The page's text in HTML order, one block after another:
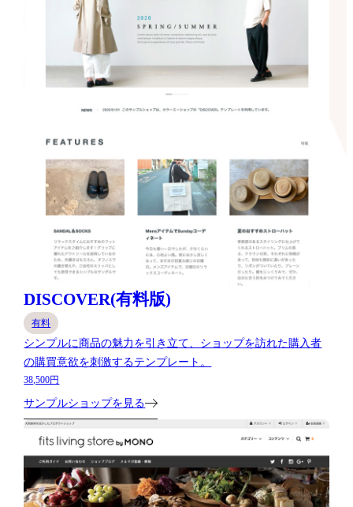
DISCOVER(有料版)
有料
シンプルに商品の魅力を引き立て、ショップを訪れた購入者
の購買意欲を刺激するテンプレート。
38,500円
サンプルショップを見る